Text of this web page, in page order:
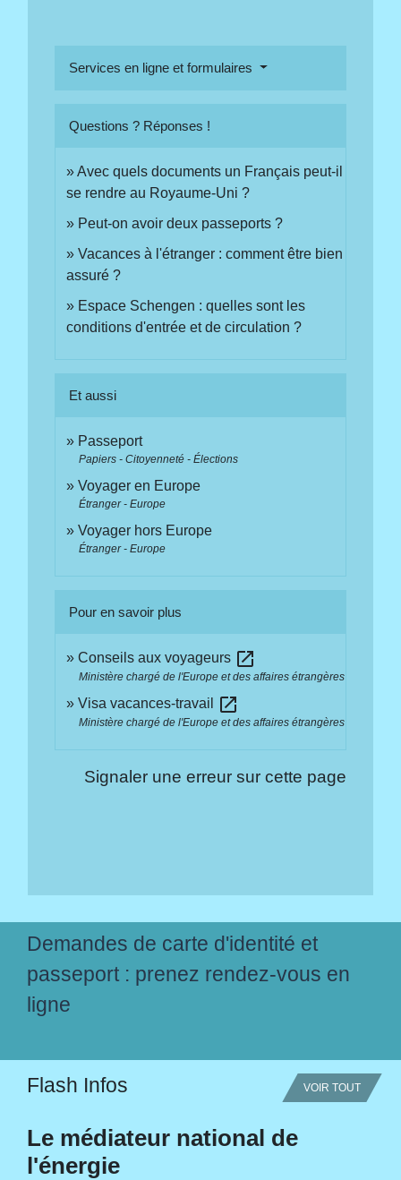
Services en ligne et formulaires
Questions ? Réponses !
Avec quels documents un Français peut-il
se rendre au Royaume-Uni ?
Peut-on avoir deux passeports ?
Vacances à l'étranger : comment être bien
assuré ?
Espace Schengen : quelles sont les
conditions d'entrée et de circulation ?
Et aussi
Passeport
Papiers - Citoyenneté - Élections
Voyager en Europe
Étranger - Europe
Voyager hors Europe
Étranger - Europe
Pour en savoir plus
Conseils aux voyageurs open_in_new
Ministère chargé de l'Europe et des affaires étrangères
Visa vacances-travail open_in_new
Ministère chargé de l'Europe et des affaires étrangères
Signaler une erreur sur cette page
Demandes de carte d'identité et
passeport : prenez rendez-vous en
ligne
Flash Infos VOIR TOUT
Le médiateur national de
l'énergie